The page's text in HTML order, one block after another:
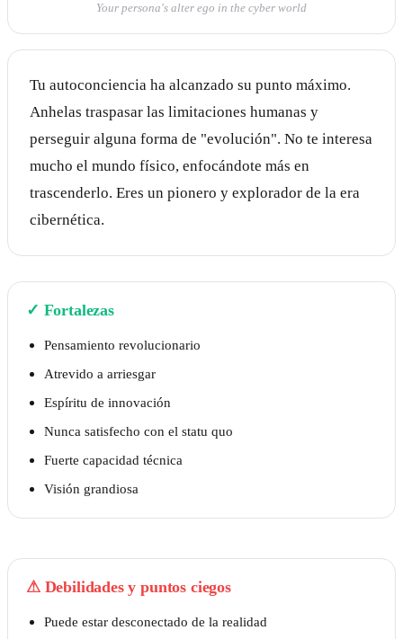
Your persona's alter ego in the cyber world
Tu autoconciencia ha alcanzado su punto máximo.
Anhelas traspasar las limitaciones humanas y
perseguir alguna forma de "evolución". No te interesa
mucho el mundo físico, enfocándote más en
trascenderlo. Eres un pionero y explorador de la era
cibernética.
✓ Fortalezas
Pensamiento revolucionario
Atrevido a arriesgar
Espíritu de innovación
Nunca satisfecho con el statu quo
Fuerte capacidad técnica
Visión grandiosa
⚠ Debilidades y puntos ciegos
Puede estar desconectado de la realidad